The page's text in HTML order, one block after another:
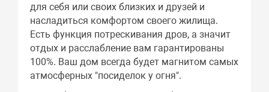
для себя или своих близких и друзей и
насладиться комфортом своего жилища.
Есть функция потрескивания дров, а значит
отдых и расслабление вам гарантированы
100%. Ваш дом всегда будет магнитом самых
атмосферных "посиделок у огня".